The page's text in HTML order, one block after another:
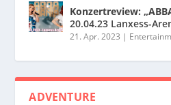
Konzertreview:
20.04.23 Lanxess-
21. Apr. 2023 |
ADVENTURE